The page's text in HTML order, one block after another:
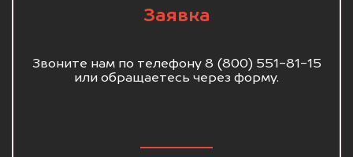
Заявка
Звоните нам по телефону 8 (800) 551-81-15
или обращаетесь через форму.